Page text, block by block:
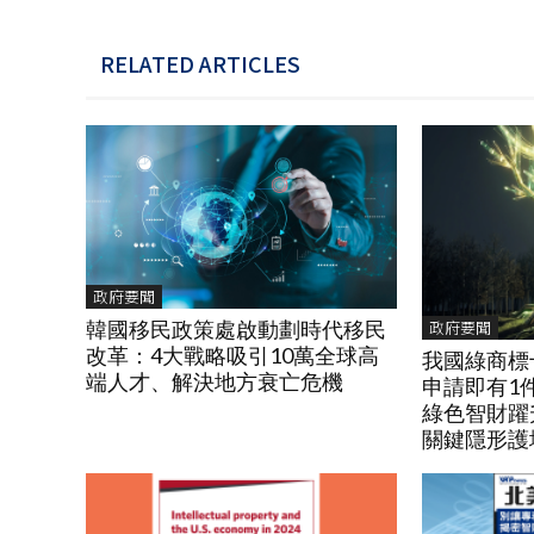
RELATED ARTICLES
政府要聞
韓國移民政策處啟動劃時代移民
改革：4大戰略吸引10萬全球高
端人才、解決地方衰亡危機
政府要聞
我國綠商
申請即有1
綠色智財
關鍵隱形